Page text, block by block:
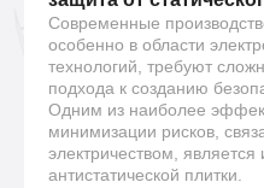
Современные
особенно в области
технологий, требуют
подхода к созданию
Одним из наиболее
минимизации рисков,
электричеством, является
антистатической плитки.